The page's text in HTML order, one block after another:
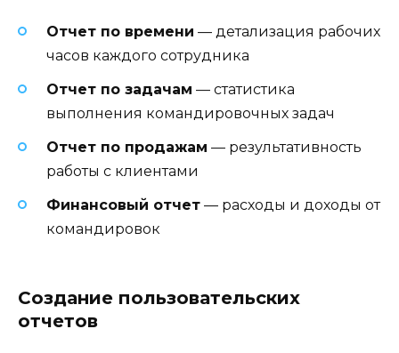
Отчет по времени — детализация рабочих
часов каждого сотрудника
Отчет по задачам — статистика
выполнения командировочных задач
Отчет по продажам — результативность
работы с клиентами
Финансовый отчет — расходы и доходы от
командировок
Создание пользовательских
отчетов